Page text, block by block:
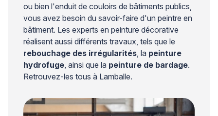
ou bien l'enduit de couloirs de bâtiments publics,
vous avez besoin du savoir-faire d'un peintre en
bâtiment. Les experts en peinture décorative
réalisent aussi différents travaux, tels que le
rebouchage des irrégularités , la peinture
hydrofuge , ainsi que la peinture de bardage.
Retrouvez-les tous à Lamballe.